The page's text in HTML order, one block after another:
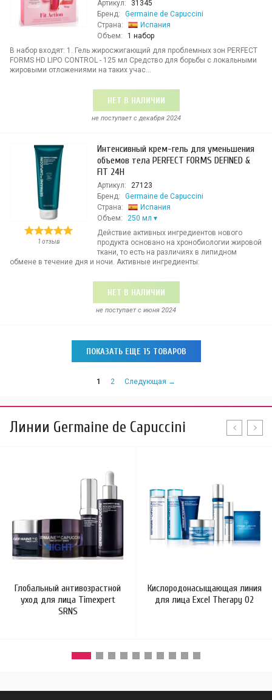
Артикул:
31345
Бренд:
Germaine de Capuccini
Страна:
Испания
Объем:
1 набор
В набор входят: 1. Гель жиросжигающий для проблемных зон PERFECT
FORMS HD LIPO CONTROL - 125 мл Средство для борьбы с локальными
жировыми отложениями на таких учас...
НЕТ В НАЛИЧИИ
не поступает c декабря 2024
1 отзыв
Интенсивный крем-гель для уменьшения
объемов тела PERFECT FORMS DEFINED &
FIT 24H
Артикул:
27123
Бренд:
Germaine de Capuccini
Страна:
Испания
Объем:
250 мл
Действие активных ингредиентов нового
продукта основано на хронобиологии жировой
ткани, то есть на различиях в липидном
обмене в течение дня и ночи. Активные ингредиенты:
НЕТ В НАЛИЧИИ
не поступает c июня 2024
ПОКАЗАТЬ ЕЩЕ 15 ТОВАРОВ
1 2 Следующая →
Линии Germaine de Capuccini
Глобальный антивозрастной
уход для лица Timexpert
SRNS
Кислородонасыщающая линия
для лица Excel Therapy O2